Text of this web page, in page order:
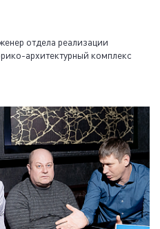
отдела реализации
архитектурный комплекс